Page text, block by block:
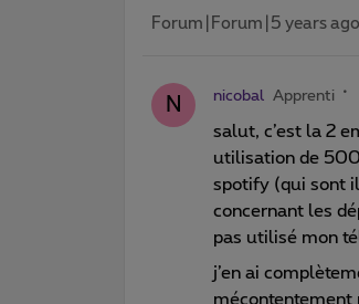
Forum|Forum|5 years ago
N nicobal Apprenti
salut, c’est la 2
utilisation de
spotify (qui sont
concernant les
pas utilisé mon
j’en ai
mécontentement